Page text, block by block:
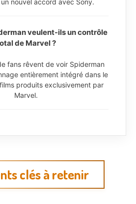
veulent-ils un contrôle
de Marvel ?
fans rêvent de voir Spiderman
entièrement intégré dans le
produits exclusivement par
Marvel.
clés à retenir